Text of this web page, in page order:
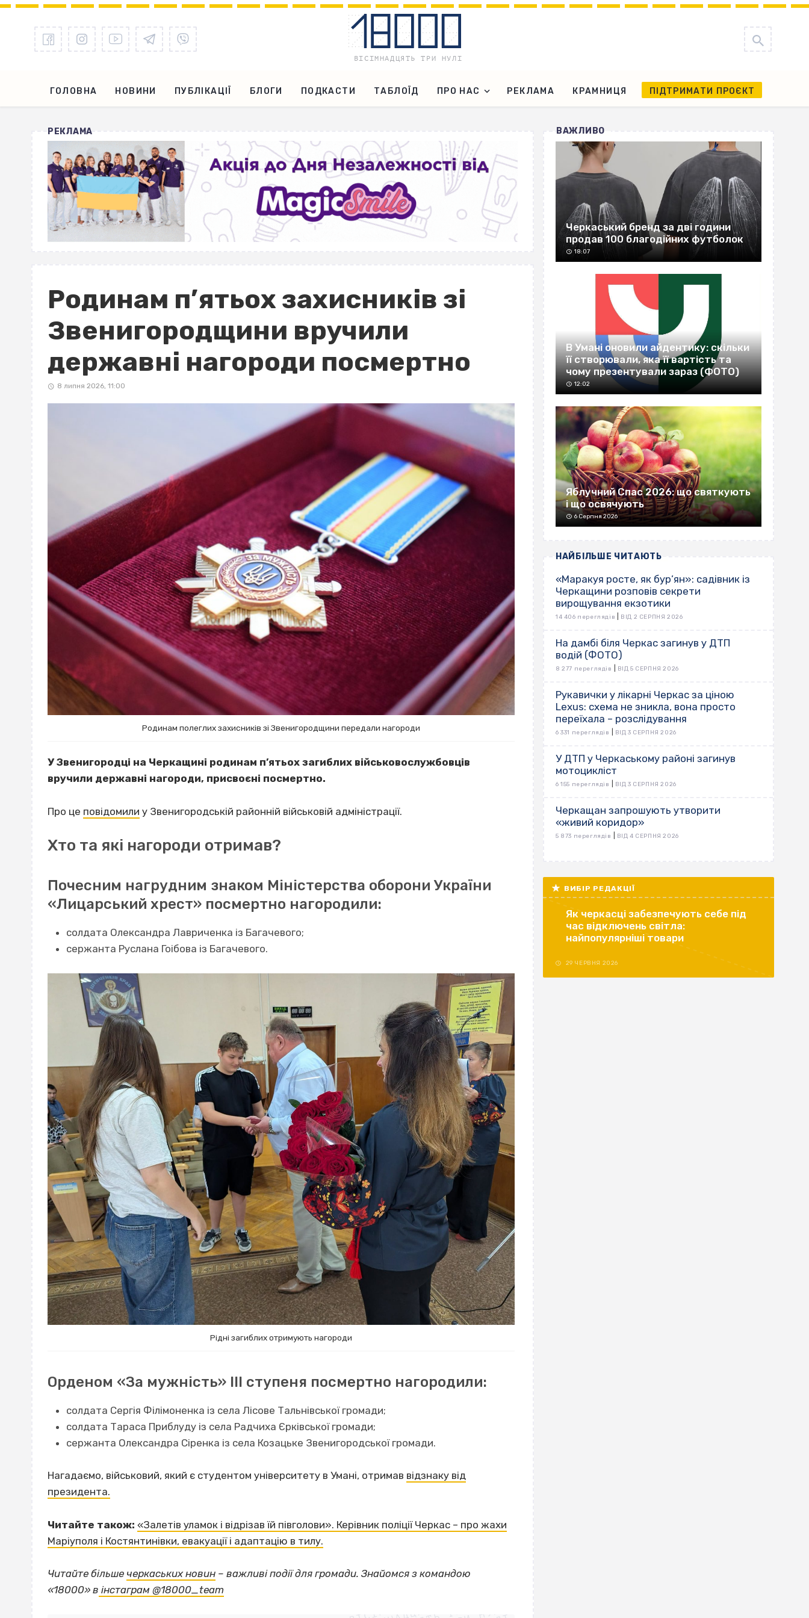
ГОЛОВНА НОВИНИ ПУБЛІКАЦІЇ БЛОГИ ПОДКАСТИ ТАБЛОЇД ПРО НАС РЕКЛАМА КРАМНИЦЯ ПІДТРИМАТИ ПРОЄКТ
РЕКЛАМА
Родинам п’ятьох захисників зі
Звенигородщини вручили
державні нагороди посмертно
8 липня 2026, 11:00
Родинам полеглих захисників зі Звенигородщини передали нагороди
У Звенигородці на Черкащині родинам п’ятьох загиблих військовослужбовців
вручили державні нагороди, присвоєні посмертно.
Про це повідомили у Звенигородській районній військовій адміністрації.
Хто та які нагороди отримав?
Почесним нагрудним знаком Міністерства оборони України
«Лицарський хрест» посмертно нагородили:
солдата Олександра Лавриченка із Багачевого;
сержанта Руслана Гоібова із Багачевого.
Рідні загиблих отримують нагороди
Орденом «За мужність» ІІІ ступеня посмертно нагородили:
солдата Сергія Філімоненка із села Лісове Тальнівської громади;
солдата Тараса Приблуду із села Радчиха Єрківської громади;
сержанта Олександра Сіренка із села Козацьке Звенигородської громади.
Нагадаємо, військовий, який є студентом університету в Умані, отримав відзнаку від
президента.
Читайте також: «Залетів уламок і відрізав їй півголови». Керівник поліції Черкас – про жахи
Маріуполя і Костянтинівки, евакуації і адаптацію в тилу.
Читайте більше черкаських новин – важливі події для громади. Знайомся з командою
«18000» в інстаграм @18000_team ВІСІМНАДЦЯТЬ ТРИ НУЛІ
ВАЖЛИВО
Черкаський бренд за дві години
продав 100 благодійних футболок
18:07
В Умані оновили айдентику: скільки
її створювали, яка її вартість та
чому презентували зараз (ФОТО)
12:02
Яблучний Спас 2026: що святкують
і що освячують
6 Серпня 2026
НАЙБІЛЬШЕ ЧИТАЮТЬ
«Маракуя росте, як бур’ян»: садівник із
Черкащини розповів секрети
вирощування екзотики
14 406 переглядів ВІД 2 СЕРПНЯ 2026
На дамбі біля Черкас загинув у ДТП
водій (ФОТО)
8 277 переглядів ВІД 5 СЕРПНЯ 2026
Рукавички у лікарні Черкас за ціною
Lexus: схема не зникла, вона просто
переїхала – розслідування
6 331 переглядів ВІД 3 СЕРПНЯ 2026
У ДТП у Черкаському районі загинув
мотоцикліст
6 155 переглядів ВІД 3 СЕРПНЯ 2026
Черкащан запрошують утворити
«живий коридор»
5 873 переглядів ВІД 4 СЕРПНЯ 2026
ВИБІР РЕДАКЦІЇ
Як черкасці забезпечують себе під
час відключень світла:
найпопулярніші товари
29 ЧЕРВНЯ 2026